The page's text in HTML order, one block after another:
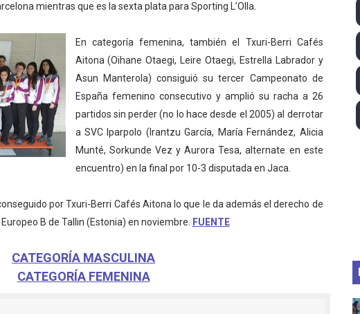
slalom 2026 (Oklahoma City, Estados Unidos) - Miquel Travé
2026 - Tadej Pogacar entra en el selecto grupo de los
1 2026 - Lando Norris consigue en Hungría su primera victoria
2026 - Estados Unidos campeón dejando a España a las
de saltos 2026 (París, Francia) - Medalla de bronce para
mientras que es la sexta plata para Sporting L’Olla.
En categoría femenina, también el Txuri-Berri Cafés
Aitona (Oihane Otaegi, Leire Otaegi, Estrella Labrador y
Asun Manterola) consiguió su tercer Campeonato de
España femenino consecutivo y amplió su racha a 26
partidos sin perder (no lo hace desde el 2005) al derrotar
a SVC Iparpolo (Irantzu García, María Fernández, Alicia
Munté, Sorkunde Vez y Aurora Tesa, alternate en este
encuentro) en la final por 10-3 disputada en Jaca.
por Txuri-Berri Cafés Aitona lo que le da además el derecho de
B de Tallin (Estonia) en noviembre.
FUENTE
CATEGORÍA MASCULINA
CATEGORÍA FEMENINA